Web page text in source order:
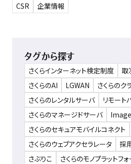
CSR 企業情報
タグから探す
さくらインターネット検定制度 取
さくらのAI
LGWAN
さくらのク
さくらのレンタルサーバ
リモート
さくらのマネージドサーバ
さくらのセキュアモバイルコネクト
さくらのウェブアクセラレータ
採
さぶりこ
さくらのモノプラットフ